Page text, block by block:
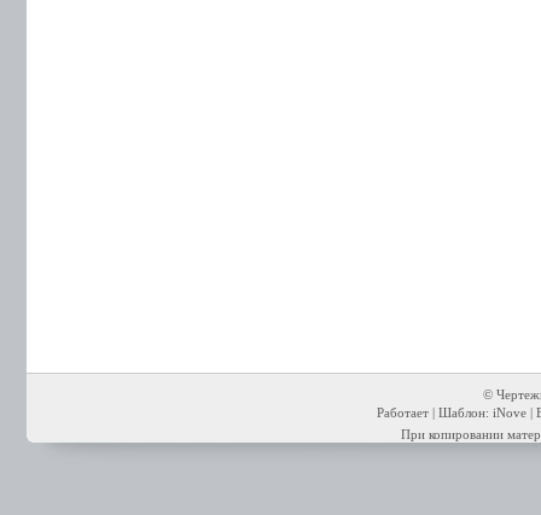
©
Работает | Шаблон: iNove |
При копировании